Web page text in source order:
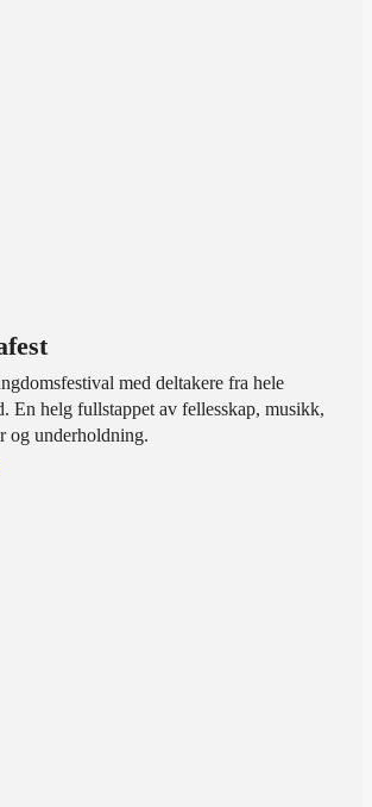
med deltakere fra hele
En helg fullstappet av fellesskap, musikk,
og underholdning.